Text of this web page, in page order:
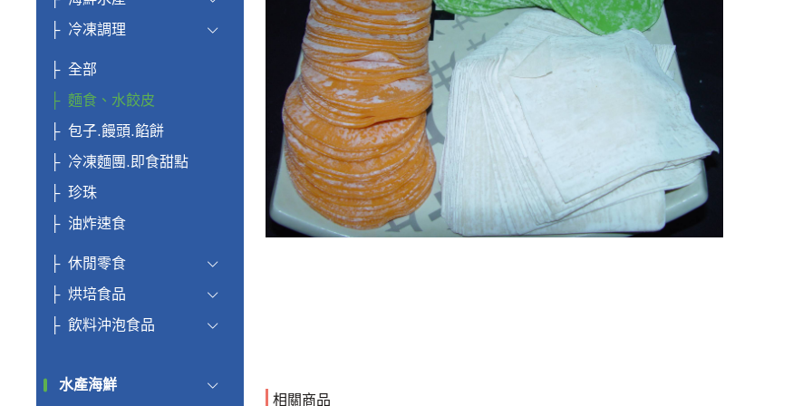
冷凍調理
全部
麵食、水餃皮
包子.饅頭.餡餅
冷凍麵團.即食甜點
珍珠
油炸速食
休閒零食
烘培食品
飲料沖泡食品
水產海鮮
相關商品